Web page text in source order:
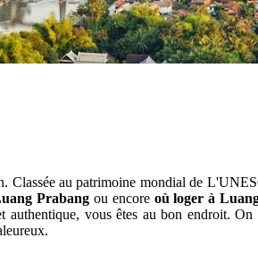
au patrimoine mondial de
Prabangou encore où loger à
authentique, vous êtes au bon endroit.